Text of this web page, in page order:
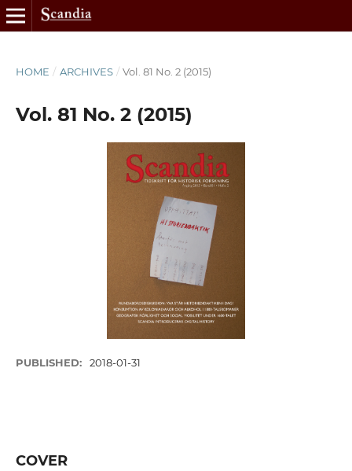
HOME / ARCHIVES / Vol. 81 No. 2 (2015)
Vol. 81 No. 2 (2015)
PUBLISHED: 2018-01-31
COVER